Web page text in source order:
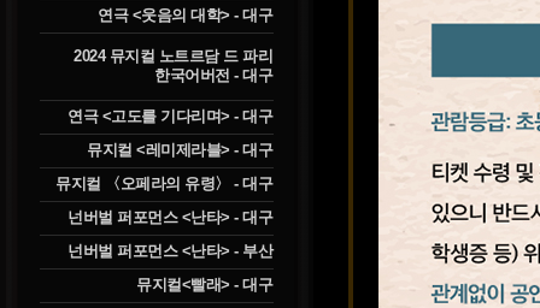
연극 <웃음의 대학> - 대구
2024 뮤지컬 노트르담 드 파리
한국어버전 - 대구
연극 <고도를 기다리며> - 대구
뮤지컬 <레미제라블> - 대구
뮤지컬 〈오페라의 유령〉 - 대구
넌버벌 퍼포먼스 <난타> - 대구
넌버벌 퍼포먼스 <난타> - 부산
뮤지컬<빨래> - 대구